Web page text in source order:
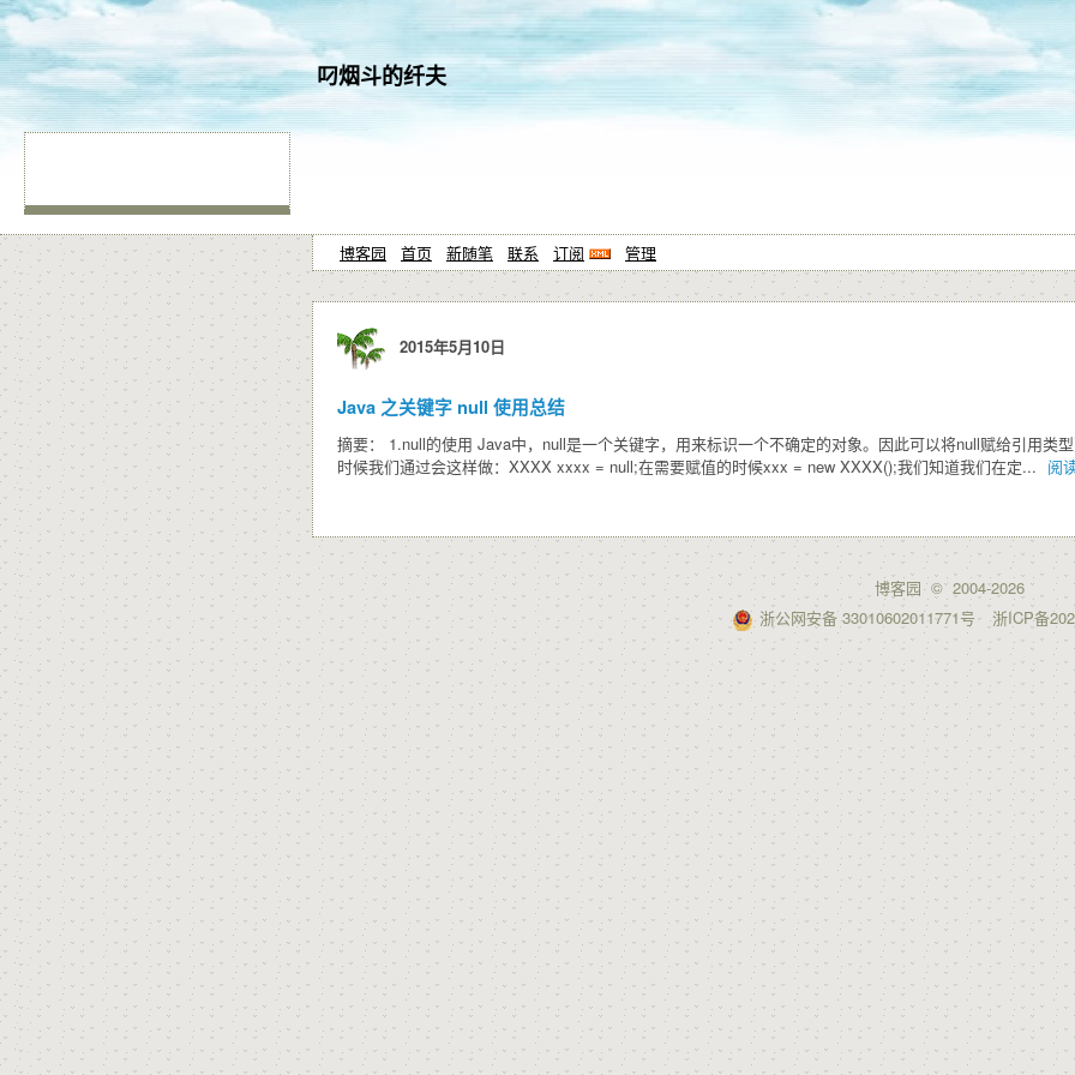
叼烟斗的纤夫
博客园 首页 新随笔 联系 订阅 管理
2015年5月10日
Java 之关键字 null 使用总结
摘要： 1.null的使用 Java中，null是一个关键字，用来标识一个不确定的对象。因此可以将null赋给引用类
时候我们通过会这样做：XXXX xxxx = null;在需要赋值的时候xxx = new XXXX();我们知道我们在定... 阅
博客园© 2004-2026
浙公网安备 33010602011771号
浙ICP备